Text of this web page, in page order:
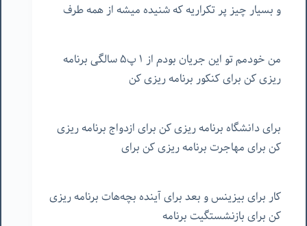
و بسیار چیز پر تکراریه که شنیده میشه از همه طرف
من خودمم تو این جریان بودم از ۱ پ۵ سالگی برنامه
ریزی کن برای کنکور برنامه ریزی کن
برای دانشگاه برنامه ریزی کن برای ازدواج برنامه ریزی
کن برای مهاجرت برنامه ریزی کن برای
کار برای بیزینس و بعد برای آینده بچه‌هات برنامه ریزی
کن برای بازنشستگیت برنامه